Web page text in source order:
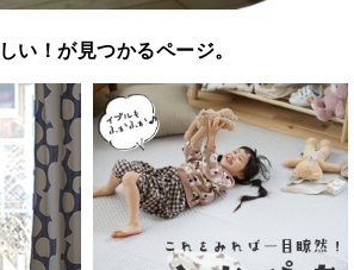
い！が見つかるページ。